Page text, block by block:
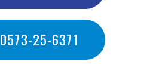
0573-25-6371